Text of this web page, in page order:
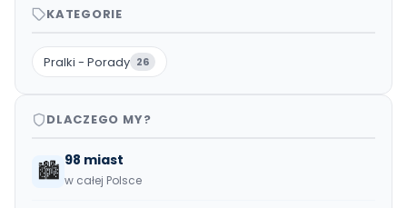
KATEGORIE
Pralki - Porady 26
DLACZEGO MY?
🏙️ 98 miast
w całej Polsce